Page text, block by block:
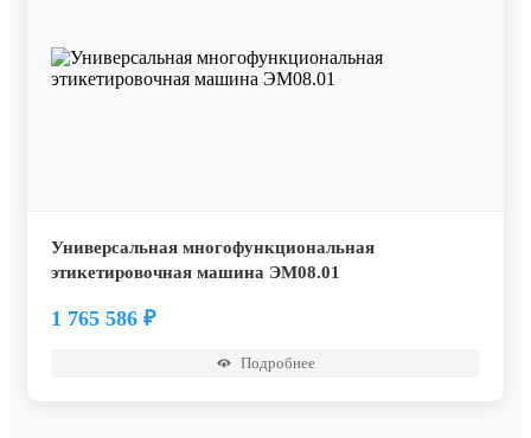
Универсальная многофункциональная
этикетировочная машина ЭМ08.01
1 765 586 ₽
Подробнее